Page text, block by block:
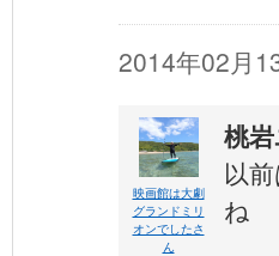
2014年02月
映画館は大劇
グランドミリ
オンでしたさ
ん
桃
以
ね